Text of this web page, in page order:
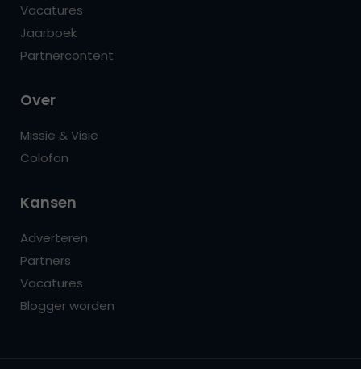
Vacatures
Jaarboek
Partnercontent
Over
Missie & Visie
Colofon
Kansen
Adverteren
Partners
Vacatures
Blogger worden